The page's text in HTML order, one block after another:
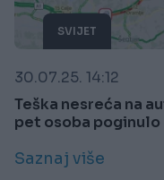
SVIJET
30.07.25. 14:12
Teška nesreća na
pet osoba poginulo
Saznaj više